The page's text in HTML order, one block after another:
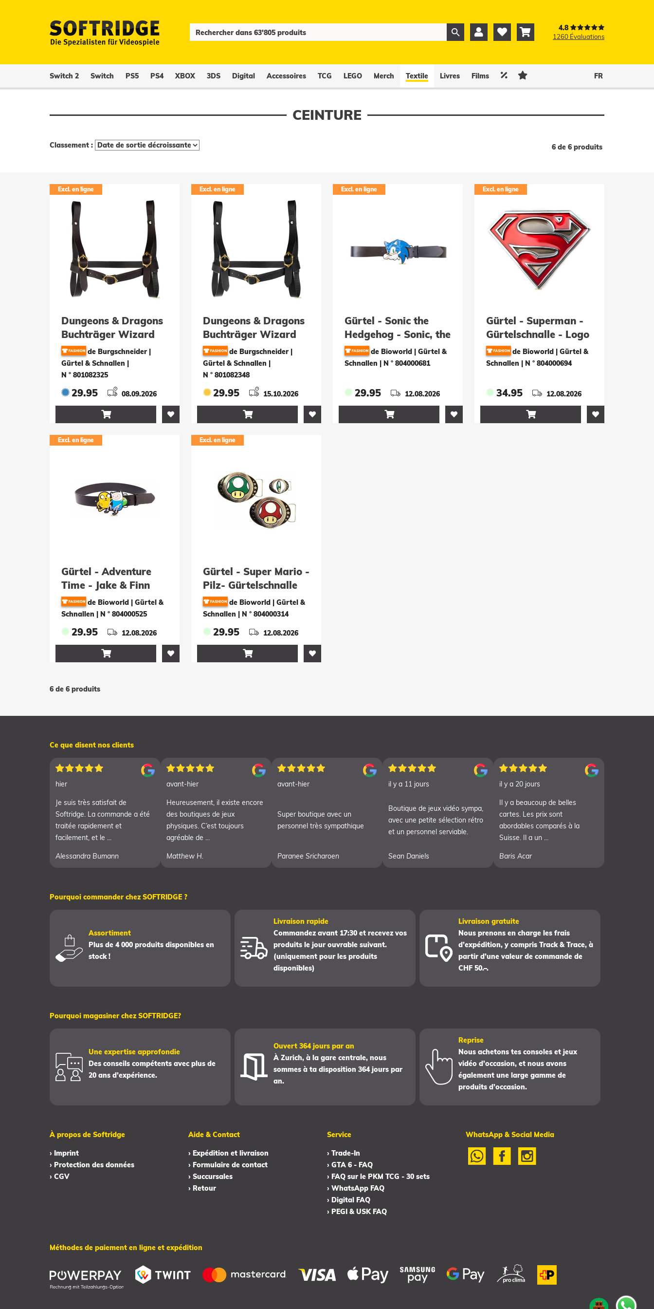
   4.8
1260 Évaluations
Switch 2 Switch PS5 PS4 XBOX 3DS Digital Accessoires TCG LEGO Merch Textile Livres Films   FR
CEINTURE
Classement : 6 de 6 produits
Excl. en ligne
Dungeons & Dragons
Buchträger Wizard
Brownde Burgschneider |
Gürtel & Schnallen |
N ° 801082325
29.95 08.09.2026

Excl. en ligne
Dungeons & Dragons
Buchträger Wizard
Blackde Burgschneider |
Gürtel & Schnallen |
N ° 801082348
29.95 15.10.2026

Excl. en ligne
Gürtel - Sonic the
Hedgehog - Sonic, the
Hedgehogde Bioworld | Gürtel &
Schnallen | N ° 804000681
29.95 12.08.2026

Excl. en ligne
Gürtel - Superman -
Gürtelschnalle - Logo
de Bioworld | Gürtel &
Schnallen | N ° 804000694
34.95 12.08.2026

Excl. en ligne
Gürtel - Adventure
Time - Jake & Finn
de Bioworld | Gürtel &
Schnallen | N ° 804000525
29.95 12.08.2026

Excl. en ligne
Gürtel - Super Mario -
Pilz- Gürtelschnalle
de Bioworld | Gürtel &
Schnallen | N ° 804000314
29.95 12.08.2026

6 de 6 produits
Ce que disent nos clients
hier
Je suis très satisfait de
Softridge. La commande a été
traitée rapidement et
facilement, et le ...
Alessandra Bumann
avant-hier
Heureusement, il existe encore
des boutiques de jeux
physiques. C’est toujours
agréable de ...
Matthew H.
avant-hier
Super boutique avec un
personnel très sympathique
Paranee Sricharoen
il y a 11 jours
Boutique de jeux vidéo sympa,
avec une petite sélection rétro
et un personnel serviable.
Sean Daniels
il y a 20 jours
Il y a beaucoup de belles
cartes. Les prix sont
abordables comparés à la
Suisse. Il a un ...
Baris Acar
Pourquoi commander chez SOFTRIDGE ?
Assortiment
Plus de 4 000 produits disponibles en
stock !
Livraison rapide
Commandez avant 17:30 et recevez vos
produits le jour ouvrable suivant.
(uniquement pour les produits
disponibles)
Livraison gratuite
Nous prenons en charge les frais
d’expédition, y compris Track & Trace, à
partir d’une valeur de commande de
CHF 50.–.
Pourquoi magasiner chez SOFTRIDGE?
Une expertise approfondie
Des conseils compétents avec plus de
20 ans d’expérience.
Ouvert 364 jours par an
À Zurich, à la gare centrale, nous
sommes à ta disposition 364 jours par
an.
Reprise
Nous achetons tes consoles et jeux
vidéo d’occasion, et nous avons
également une large gamme de
produits d’occasion.
À propos de Softridge
› Imprint
› Protection des données
› CGV
Aide & Contact
› Expédition et livraison
› Formulaire de contact
› Succursales
› Retour
Service
› Trade-In
› GTA 6 - FAQ
› FAQ sur le PKM TCG - 30 sets
› WhatsApp FAQ
› Digital FAQ
› PEGI & USK FAQ
WhatsApp & Social Media
Méthodes de paiement en ligne et expédition